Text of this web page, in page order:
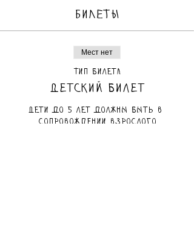
БИЛЕТЫ
Мест нет
Тип билета
Детский билет
Дети до 5 лет должны быть в
сопровождении взрослого